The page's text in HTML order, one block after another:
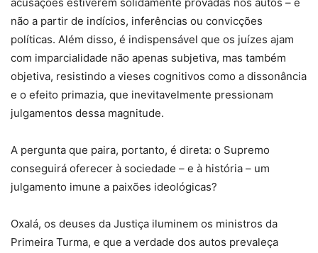
não a partir de indícios, inferências ou convicções
políticas. Além disso, é indispensável que os juízes ajam
com imparcialidade não apenas subjetiva, mas também
objetiva, resistindo a vieses cognitivos como a dissonância
e o efeito primazia, que inevitavelmente pressionam
julgamentos dessa magnitude.
A pergunta que paira, portanto, é direta: o Supremo
conseguirá oferecer à sociedade – e à história – um
julgamento imune a paixões ideológicas?
Oxalá, os deuses da Justiça iluminem os ministros da
Primeira Turma, e que a verdade dos autos prevaleça